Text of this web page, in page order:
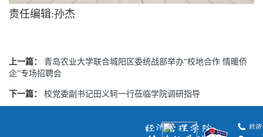
责任编辑:孙杰
上一篇：
青岛农业大学联合城阳区委统战部举办“校地合作 情暖侨
企”专场招聘会
下一篇： 校党委副书记田义轲一行莅临学院调研指导